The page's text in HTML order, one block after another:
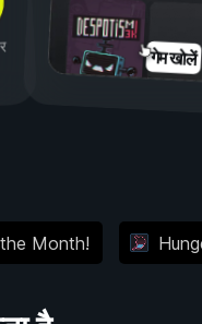
गेम खोलें
Month!